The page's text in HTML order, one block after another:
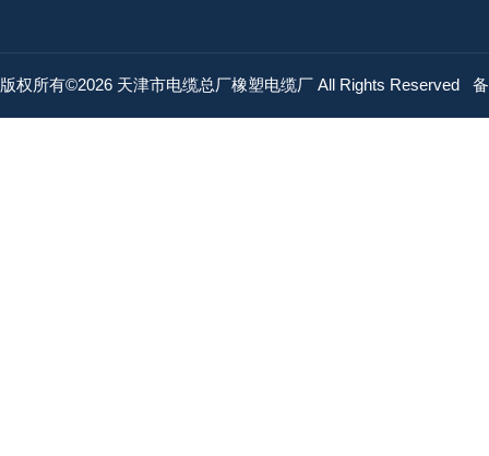
版权所有©2026 天津市电缆总厂橡塑电缆厂 All Rights Reserved